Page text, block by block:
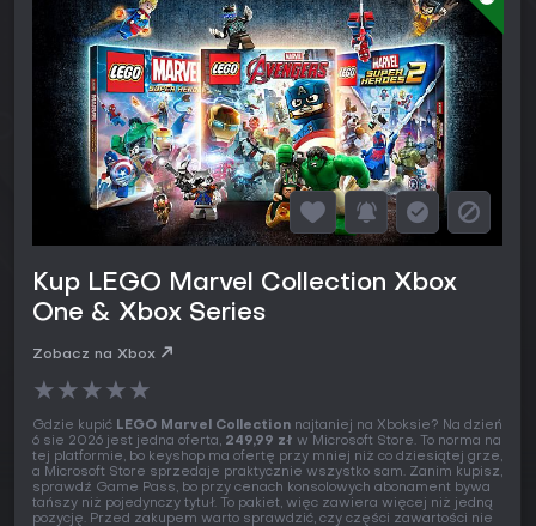
Kup LEGO Marvel Collection Xbox
One & Xbox Series
Zobacz na Xbox
★★★★★
Gdzie kupić LEGO Marvel Collection najtaniej na Xboksie? Na dzień
6 sie 2026 jest jedna oferta, 249,99 zł w Microsoft Store. To norma na
tej platformie, bo keyshop ma ofertę przy mniej niż co dziesiątej grze,
a Microsoft Store sprzedaje praktycznie wszystko sam. Zanim kupisz,
sprawdź Game Pass, bo przy cenach konsolowych abonament bywa
tańszy niż pojedynczy tytuł. To pakiet, więc zawiera więcej niż jedną
pozycję. Przed zakupem warto sprawdzić, czy części zawartości nie